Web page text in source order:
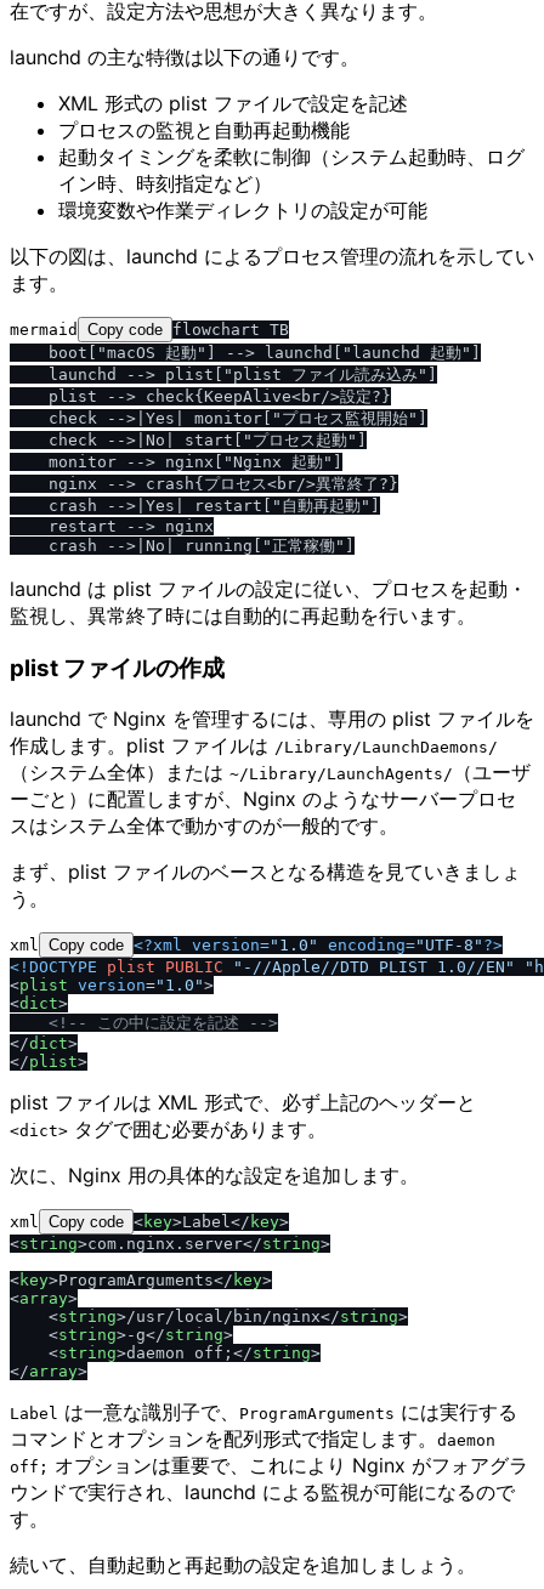
在ですが、設定方法や思想が大きく異なります。
launchd の主な特徴は以下の通りです。
XML 形式の plist ファイルで設定を記述
プロセスの監視と自動再起動機能
起動タイミングを柔軟に制御（システム起動時、ログ
イン時、時刻指定など）
環境変数や作業ディレクトリの設定が可能
以下の図は、launchd によるプロセス管理の流れを示してい
ます。
mermaid Copy code flowchart TB
    boot["macOS 起動"] --> launchd["launchd 起動"]
    launchd --> plist["plist ファイル読み込み"]
    plist --> check{KeepAlive<br/>設定?}
    check -->|Yes| monitor["プロセス監視開始"]
    check -->|No| start["プロセス起動"]
    monitor --> nginx["Nginx 起動"]
    nginx --> crash{プロセス<br/>異常終了?}
    crash -->|Yes| restart["自動再起動"]
    restart --> nginx
launchd は plist ファイルの設定に従い、プロセスを起動・
監視し、異常終了時には自動的に再起動を行います。
plist ファイルの作成
launchd で Nginx を管理するには、専用の plist ファイルを
作成します。plist ファイルは ​/​Library​/​LaunchDaemons​/​
（システム全体）または ~​/​Library​/​LaunchAgents​/​
（ユーザ
ーごと）に配置しますが、Nginx のようなサーバープロセ
スはシステム全体で動かすのが一般的です。
まず、plist ファイルのベースとなる構造を見ていきましょ
う。
xml Copy code <?xml version="1.0" encoding="UTF-8" ?>
<!DOCTYPE plist PUBLIC "-//Apple//DTD PLIST 1.0//EN"
<plist version="1.0">
<dict>
<!-- この中に設定を記述 -->
</dict>
</plist>
plist ファイルは XML 形式で、必ず上記のヘッダーと
<dict> タグで囲む必要があります。
次に、Nginx 用の具体的な設定を追加します。
xml Copy code <key>Label</ key>
<string>com.nginx.server</string>
<key>ProgramArguments</ key>
<array>
<string>/usr/local/bin/nginx</string>
<string>-g</string>
<string>daemon off; </string>
</array>
Label は一意な識別子で、 ProgramArguments には実行する
コマンドとオプションを配列形式で指定します。
daemon
off; オプションは重要で、これにより Nginx がフォアグラ
ウンドで実行され、launchd による監視が可能になるので
す。
続いて、自動起動と再起動の設定を追加しましょう。